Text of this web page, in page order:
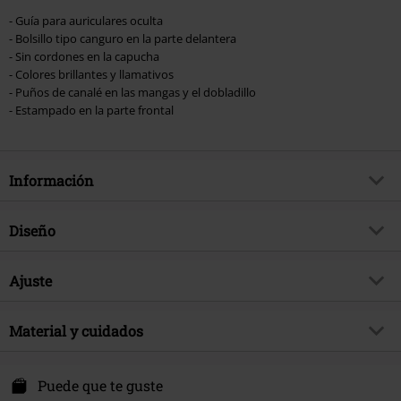
- Guía para auriculares oculta
- Bolsillo tipo canguro en la parte delantera
- Sin cordones en la capucha
- Colores brillantes y llamativos
- Puños de canalé en las mangas y el dobladillo
- Estampado en la parte frontal
Información
Artículo no.
Género Musical
Banda
Sexo
Diseño
Tipo de producto
Estampada
Forma del cuello
Ajuste
Largo (de la ropa)
Material y cuidados
Material Externo
Puede que te guste